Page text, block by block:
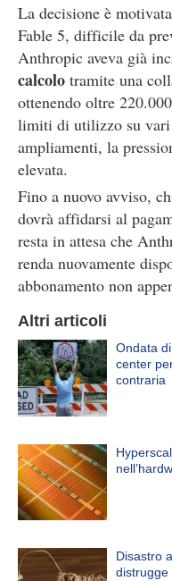
La decisione è
Fable 5, difficile da
Anthropic aveva già
calcolo tramite una
ottenendo oltre
limiti di utilizzo su vari
ampliamenti, la
elevata.
Fino a nuovo avviso,
dovrà affidarsi al
resta in attesa che
renda nuovamente
abbonamento non
Altri articoli
Ondata
center
contraria
Disastro
distrugge